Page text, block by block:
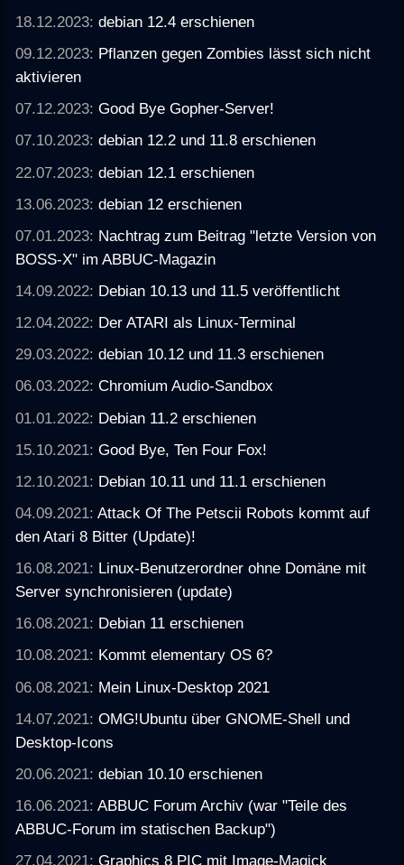
18.12.2023:debian 12.4 erschienen
09.12.2023: Pflanzen gegen Zombies lässt sich nicht
aktivieren
07.12.2023:Good Bye Gopher-Server!
07.10.2023:debian 12.2 und 11.8 erschienen
22.07.2023:debian 12.1 erschienen
13.06.2023:debian 12 erschienen
07.01.2023: Nachtrag zum Beitrag "letzte Version von
BOSS-X" im ABBUC-Magazin
14.09.2022: Debian 10.13 und 11.5 veröffentlicht
12.04.2022: Der ATARI als Linux-Terminal
29.03.2022:debian 10.12 und 11.3 erschienen
06.03.2022:Chromium Audio-Sandbox
01.01.2022: Debian 11.2 erschienen
15.10.2021:Good Bye, Ten Four Fox!
12.10.2021: Debian 10.11 und 11.1 erschienen
04.09.2021:Attack Of The Petscii Robots kommt auf
den Atari 8 Bitter (Update)!
16.08.2021: Linux-Benutzerordner ohne Domäne mit
Server synchronisieren (update)
16.08.2021: Debian 11 erschienen
10.08.2021: Kommt elementary OS 6?
06.08.2021: Mein Linux-Desktop 2021
14.07.2021:OMG!Ubuntu über GNOME-Shell und
Desktop-Icons
20.06.2021:debian 10.10 erschienen
16.06.2021:ABBUC Forum Archiv (war "Teile des
ABBUC-Forum im statischen Backup")
27.04.2021:Graphics 8 PIC mit Image-Magick